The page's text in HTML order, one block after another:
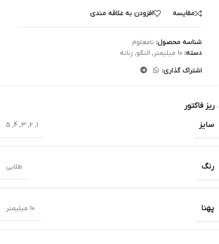
مقایسه افزودن به علاقه مندی
شناسه محصول: نامعلوم
دسته: 10 میلیمتر , النگو, زنانه
اشتراک گذاری:
ریز فاکتور
سایز
1
,
2
,
3
,
4
,
5
رنگ طلایی
پهنا 10 میلیمتر